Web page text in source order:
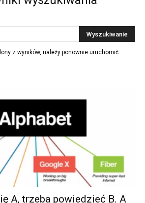
z wyników, należy ponownie uruchomić
A, trzeba powiedzieć B. A